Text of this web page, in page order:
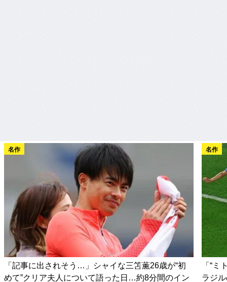
名作
「記事に出されそう…」シャイな三笘薫26歳が“初
めて”クリア夫人について語った日…約8分間のイン
名作
「“
ラジ